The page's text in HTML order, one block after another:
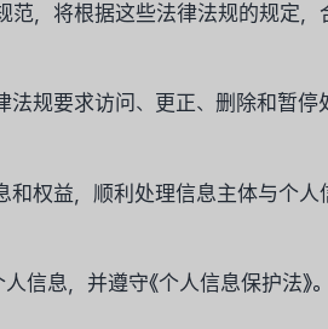
，将根据这些法律法规的规定
规要求访问、更正、删除和暂
和权益，顺利处理信息主体与
信息，并遵守《个人信息保护